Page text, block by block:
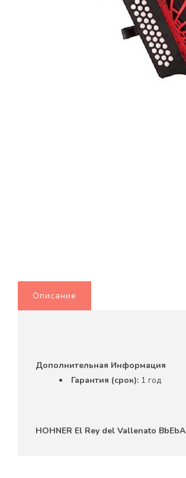
Описание
Дополнительная Информация
Гарантия (срок): 1 год
HOHNER El Rey del Vallenato